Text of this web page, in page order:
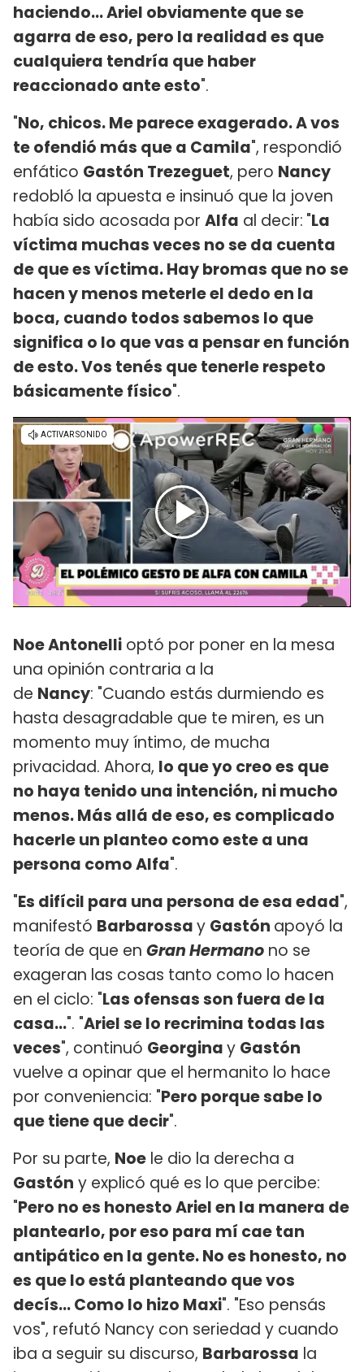
haciendo... Ariel obviamente que se
agarra de eso, pero la realidad es que
cualquiera tendría que haber
reaccionado ante esto".
"No, chicos. Me parece exagerado. A vos
te ofendió más que a Camila", respondió
enfático Gastón Trezeguet, pero Nancy
redobló la apuesta e insinuó que la joven
había sido acosada por Alfa al decir: "La
víctima muchas veces no se da cuenta
de que es víctima. Hay bromas que no se
hacen y menos meterle el dedo en la
boca, cuando todos sabemos lo que
significa o lo que vas a pensar en función
de esto. Vos tenés que tenerle respeto
básicamente físico".
Noe Antonelli optó por poner en la mesa
una opinión contraria a la
de Nancy: "Cuando estás durmiendo es
hasta desagradable que te miren, es un
momento muy íntimo, de mucha
privacidad. Ahora, lo que yo creo es que
no haya tenido una intención, ni mucho
menos. Más allá de eso, es complicado
hacerle un planteo como este a una
persona como Alfa".
"Es difícil para una persona de esa edad",
manifestó Barbarossay Gastón apoyó la
teoría de que en Gran Hermano no se
exageran las cosas tanto como lo hacen
en el ciclo: "Las ofensas son fuera de la
casa...". "Ariel se lo recrimina todas las
veces", continuó Georginay Gastón
vuelve a opinar que el hermanito lo hace
por conveniencia: "Pero porque sabe lo
que tiene que decir".
Por su parte, Noe le dio la derecha a
Gastón y explicó qué es lo que percibe:
"Pero no es honesto Ariel en la manera de
plantearlo, por eso para mí cae tan
antipático en la gente. No es honesto, no
es que lo está planteando que vos
decís... Como lo hizo Maxi". "Eso pensás
vos", refutó Nancy con seriedad y cuando
iba a seguir su discurso, Barbarossa la